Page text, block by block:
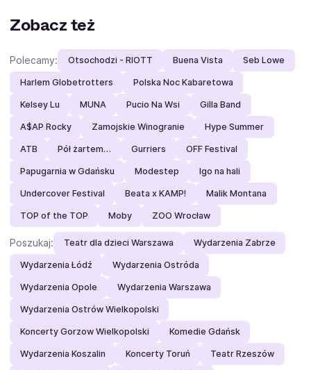
Zobacz też
Polecamy: Otsochodzi - RIOTT Buena Vista Seb Lowe
Harlem Globetrotters Polska Noc Kabaretowa
Kelsey Lu MUNA Pucio Na Wsi Gilla Band
A$AP Rocky Zamojskie Winogranie Hype Summer
ATB Pół żartem… Gurriers OFF Festival
Papugarnia w Gdańsku Modestep Igo na hali
Undercover Festival Beata x KAMP! Malik Montana
TOP of the TOP Moby ZOO Wrocław
Poszukaj: Teatr dla dzieci Warszawa Wydarzenia Zabrze
Wydarzenia Łódź Wydarzenia Ostróda
Wydarzenia Opole Wydarzenia Warszawa
Wydarzenia Ostrów Wielkopolski
Koncerty Gorzow Wielkopolski Komedie Gdańsk
Wydarzenia Koszalin Koncerty Toruń Teatr Rzeszów